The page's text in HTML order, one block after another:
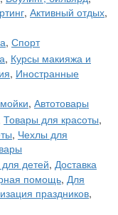
, Активный отдых,
, Спорт
, Курсы макияжа и
, Иностранные
, Автотовары
Товары для красоты,
, Чехлы для
детей, Доставка
помощь, Для
праздников,